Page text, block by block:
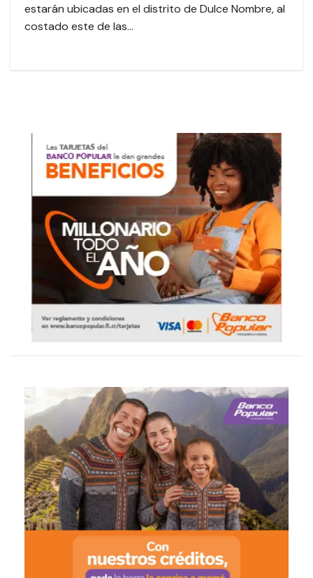
estarán ubicadas en el distrito de Dulce Nombre, al
costado este de las…